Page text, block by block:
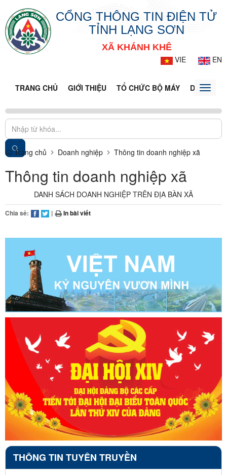
CỔNG THÔNG TIN ĐIỆN TỬ
TỈNH LẠNG SƠN
XÃ KHÁNH KHÊ
VIE
EN
TRANG CHỦ GIỚI THIỆU TỔ CHỨC BỘ MÁY DOANH
Toggle
Trang chủ Doanh nghiệp Thông tin doanh nghiệp xã
Thông tin doanh nghiệp xã
DANH SÁCH DOANH NGHIỆP TRÊN ĐỊA BÀN XÃ
Chia sẻ: | In bài viết
THÔNG TIN TUYÊN TRUYỀN